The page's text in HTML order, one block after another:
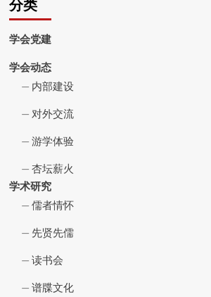
分类
学会党建
学会动态
内部建设
对外交流
游学体验
杏坛薪火
学术研究
儒者情怀
先贤先儒
读书会
谱牒文化